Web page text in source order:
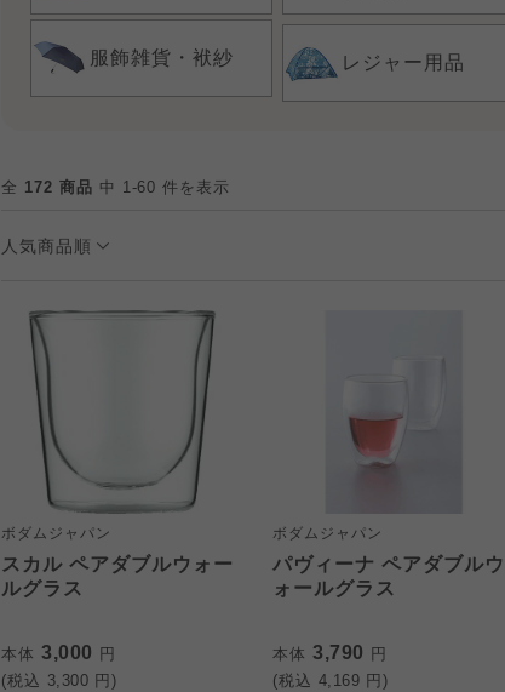
服飾雑貨・袱紗 レジャー用品
全 172 商品 中 1-60 件を表示
人気商品順
ボダムジャパン
スカル ペアダブルウォー
ルグラス
本体 3,000 円
(税込 3,300 円)
ボダムジャパン
パヴィーナ ペアダブルウ
ォールグラス
本体 3,790 円
(税込 4,169 円)